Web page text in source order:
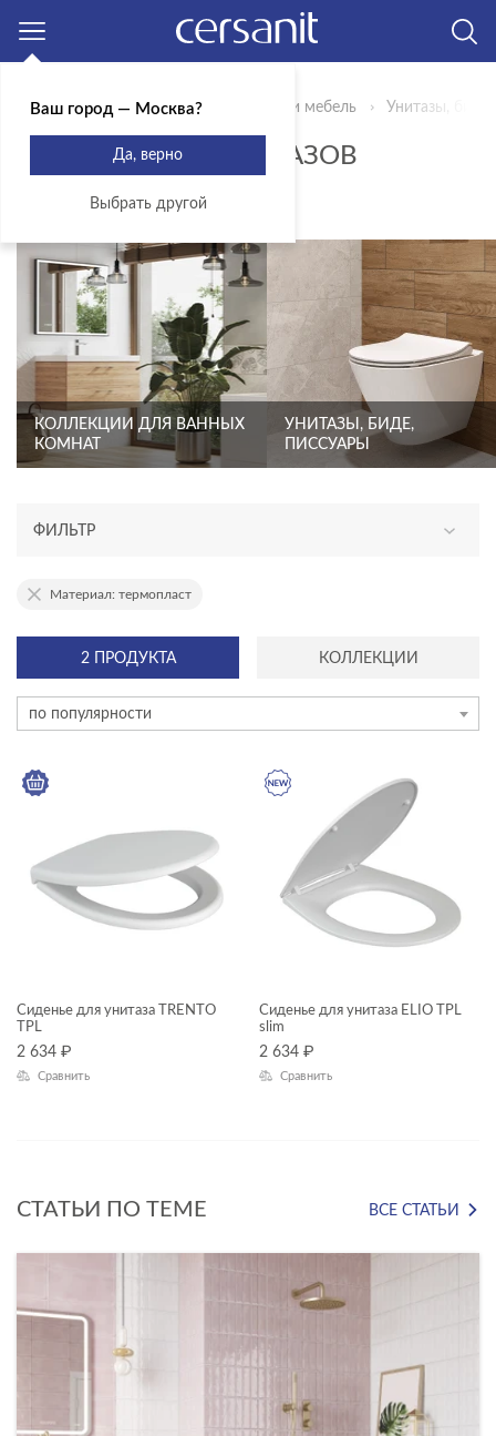
Главная Продукты Сантехника и мебель Унитазы,
СИДЕНЬЯ ДЛЯ УНИТАЗОВ
ТЕРМОПЛАСТ
КОЛЛЕКЦИИ ДЛЯ ВАННЫХ
КОМНАТ
УНИТАЗЫ, БИДЕ,
ПИССУАРЫ
ФИЛЬТР
АССОРТИМЕНТ
сиденья для унитазов
ЦЕНА, ₽
ГАБАРИТЫ
2 ПРОДУКТА КОЛЛЕКЦИИ
по популярности
Материал: термопласт
Сиденье для унитаза TRENTO
TPL
2 634 ₽
Сравнить
Сиденье для унитаза ELIO TPL
slim
2 634 ₽
Сравнить
СТАТЬИ ПО ТЕМЕ ВСЕ СТАТЬИ
Ваш город — Москва?
Да, верно
Выбрать другой